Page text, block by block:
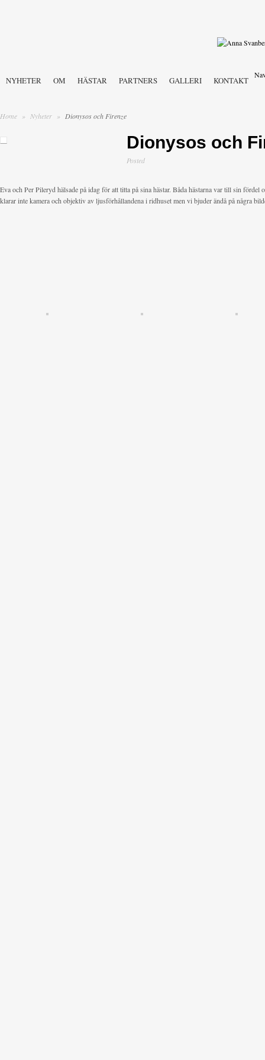
NYHETER OM HÄSTAR PARTNERS GALLERI KONTAKT
Home » Nyheter » Dionysos och Firenze
Dionysos och
Posted
Eva och Per Pileryd hälsade på idag för att titta på sina hästar. Båda hästarna var till sin fördel
klarar inte kamera och objektiv av ljusförhållandena i ridhuset men vi bjuder ändå på några